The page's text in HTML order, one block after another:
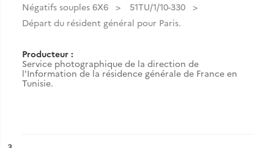
Négatifs souples 6X6
51TU/1/10-330
Départ du résident général pour Paris.
Producteur :
Service photographique de la direction de
l'Information de la résidence générale de France en
Tunisie.